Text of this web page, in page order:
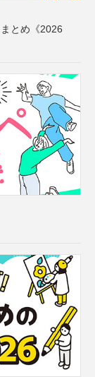
とめ《2026